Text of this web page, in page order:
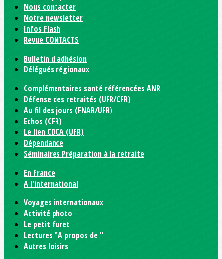
Nous contacter
Notre newsletter
Infos Flash
Revue CONTACTS
Bulletin d'adhésion
Délégués régionaux
Complémentaires santé référencées ANR
Défense des retraités (UFR/CFR)
Au fil des jours (FNAR/UFR)
Echos (CFR)
Le lien CDCA (UFR)
Dépendance
Séminaires Préparation à la retraite
En France
A l'international
Voyages internationaux
Activité photo
Le petit furet
Lectures "A propos de "
Autres loisirs